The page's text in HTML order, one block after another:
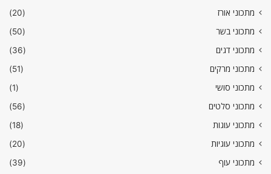
מתכוני אורז
(20)
מתכוני בשר
(50)
מתכוני דגים
(36)
מתכוני מרקים
(51)
מתכוני סושי
(1)
מתכוני סלטים
(56)
מתכוני עוגות
(18)
מתכוני עוגיות
(20)
מתכוני עוף
(39)